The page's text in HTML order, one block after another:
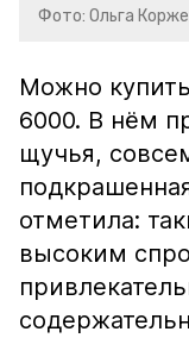
Фото: Ольга
Можно
6000. В нём
щучья,
отметила:
высоким